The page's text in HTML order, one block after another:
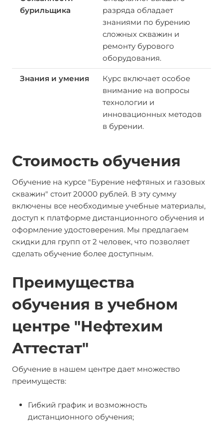
разряда обладает
знаниями по бурению
сложных скважин и
ремонту бурового
оборудования.
Курс включает особое
внимание на вопросы
технологии и
инновационных методов
в бурении.
Стоимость обучения
Обучение на курсе "Бурение нефтяных и газовых
скважин" стоит 20000 рублей. В эту сумму
включены все необходимые учебные материалы,
доступ к платформе дистанционного обучения и
оформление удостоверения. Мы предлагаем
скидки для групп от 2 человек, что позволяет
сделать обучение более доступным.
Преимущества
обучения в учебном
центре "Нефтехим
Аттестат"
Обучение в нашем центре дает множество
преимуществ:
Гибкий график и возможность
дистанционного обучения;